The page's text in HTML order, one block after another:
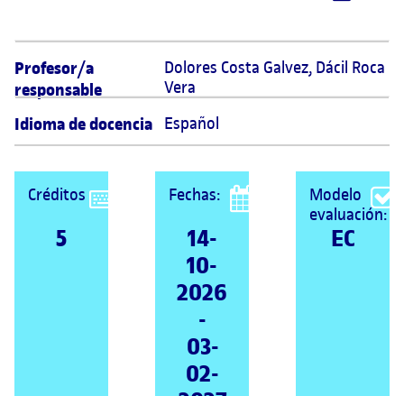
Profesor/a
responsable
Dolores Costa Galvez, Dácil Roca
Vera
Idioma de docencia Español
Créditos
5
Fechas:
14-
10-
2026
-
03-
02-
Modelo
evaluación:
EC